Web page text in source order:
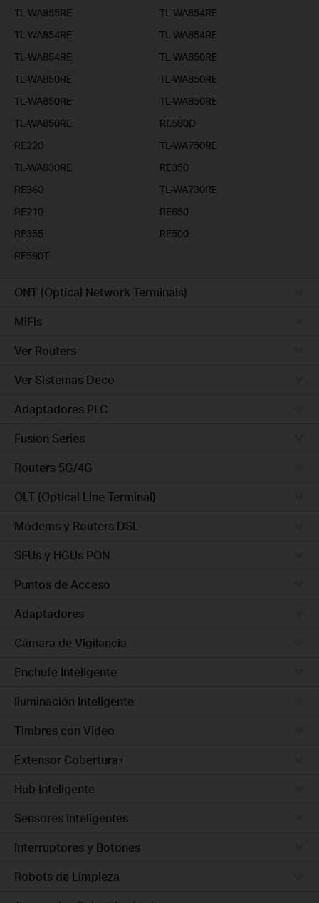
TL-WA855RE
TL-WA854RE
TL-WA854RE
TL-WA854RE
TL-WA854RE
TL-WA850RE
TL-WA850RE
TL-WA850RE
TL-WA850RE
TL-WA850RE
TL-WA850RE
RE580D
RE220
TL-WA750RE
TL-WA830RE
RE350
RE360
TL-WA730RE
RE210
RE650
RE355
RE500
RE590T
ONT (Optical Network Terminals)
MiFis
Ver Routers
Ver Sistemas Deco
Adaptadores PLC
Fusion Series
Routers 5G/4G
OLT (Optical Line Terminal)
Módems y Routers DSL
SFUs y HGUs PON
Puntos de Acceso
Adaptadores
Cámara de Vigilancia
Enchufe Inteligente
Iluminación Inteligente
Timbres con Video
Extensor Cobertura+
Hub Inteligente
Sensores Inteligentes
Interruptores y Botones
Robots de Limpieza